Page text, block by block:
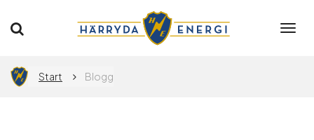
Privat
Start Blogg